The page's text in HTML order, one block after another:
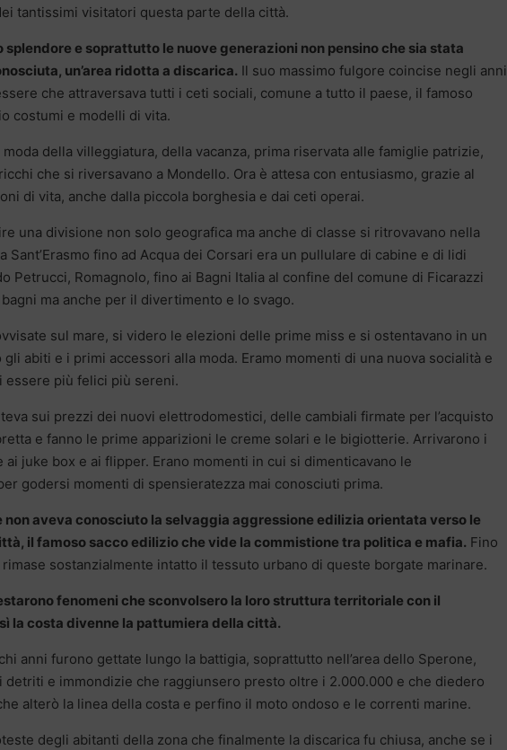
tantissimi visitatori questa parte della città.
splendore e soprattutto le nuove generazioni non pensino che sia stata
un’area ridotta a discarica. Il suo massimo fulgore coincise negli anni
che attraversava tutti i ceti sociali, comune a tutto il paese, il famoso
costumi e modelli di vita.
della villeggiatura, della vacanza, prima riservata alle famiglie patrizie,
che si riversavano a Mondello. Ora è attesa con entusiasmo, grazie al
di vita, anche dalla piccola borghesia e dai ceti operai.
una divisione non solo geografica ma anche di classe si ritrovavano nella
Sant’Erasmo fino ad Acqua dei Corsari era un pullulare di cabine e di lidi
Petrucci, Romagnolo, fino ai Bagni Italia al confine del comune di Ficarazzi
ma anche per il divertimento e lo svago.
sul mare, si videro le elezioni delle prime miss e si ostentavano in un
abiti e i primi accessori alla moda. Eramo momenti di una nuova socialità e
essere più felici più sereni.
sui prezzi dei nuovi elettrodomestici, delle cambiali firmate per l’acquisto
e fanno le prime apparizioni le creme solari e le bigiotterie. Arrivarono i
juke box e ai flipper. Erano momenti in cui si dimenticavano le
godersi momenti di spensieratezza mai conosciuti prima.
non aveva conosciuto la selvaggia aggressione edilizia orientata verso le
il famoso sacco edilizio che vide la commistione tra politica e mafia. Fino
sostanzialmente intatto il tessuto urbano di queste borgate marinare.
fenomeni che sconvolsero la loro struttura territoriale con il
la costa divenne la pattumiera della città.
anni furono gettate lungo la battigia, soprattutto nell’area dello Sperone,
detriti e immondizie che raggiunsero presto oltre i 2.000.000 e che diedero
alterò la linea della costa e perfino il moto ondoso e le correnti marine.
degli abitanti della zona che finalmente la discarica fu chiusa, anche se i